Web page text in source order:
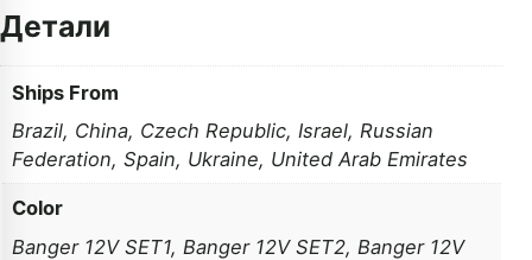
Детали
Ships From
Brazil, China, Czech Republic,Israel,Russian
Federation,Spain, Ukraine, United Arab Emirates
Color
Banger 12V SET1, Banger 12V SET2, Banger 12V